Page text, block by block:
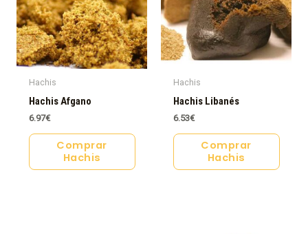
Hachis
Hachis Afgano
6.97€
Comprar
Hachis
Hachis
Hachis Libanés
6.53€
Comprar
Hachis